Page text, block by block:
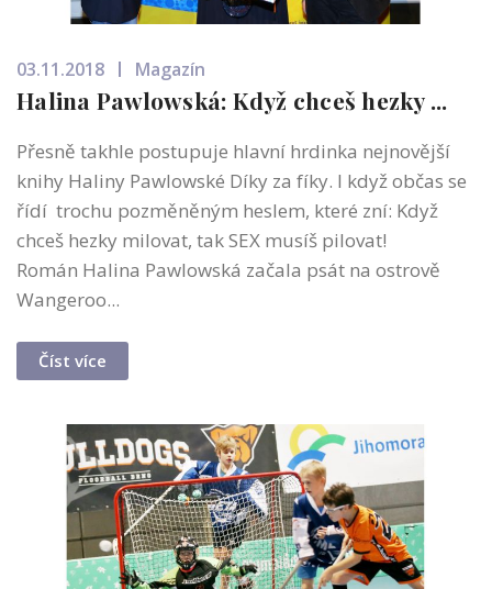
03.11.2018 Magazín
Halina Pawlowská: Když chceš hezky ...
Přesně takhle postupuje hlavní hrdinka nejnovější
knihy Haliny Pawlowské Díky za fíky. I když občas se
řídí trochu pozměněným heslem, které zní: Když
chceš hezky milovat, tak SEX musíš pilovat!
Román Halina Pawlowská začala psát na ostrově
Wangeroo...
Číst více